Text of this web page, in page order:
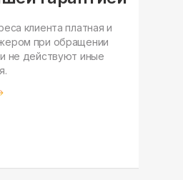
клиента платная и
при обращении
не действуют иные